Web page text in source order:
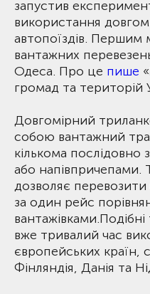
запустив
використання
автопоїздів.
вантажних
Одеса. Про це пише
громад та територій
Довгомірний
собою вантажний
кількома
або напівпричепами.
дозволяє перевозити
за один рейс
вже тривалий час
європейських країн,
Фінляндія, Данія та